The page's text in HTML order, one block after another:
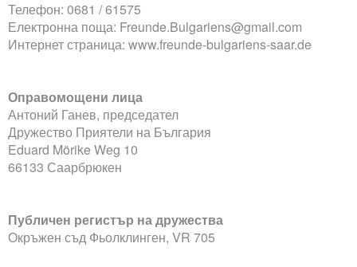
Телефон: 0681 / 61575
Електронна поща: Freunde.Bulgariens@gmail.com
Интернет страница: www.freunde-bulgariens-saar.de
Оправомощени лица
Антоний Ганев, председател
Дружество Приятели на България
Eduard Mörike Weg 10
66133 Саарбрюкен
Публичен регистър на дружества
Окръжен съд Фьолклинген, VR 705